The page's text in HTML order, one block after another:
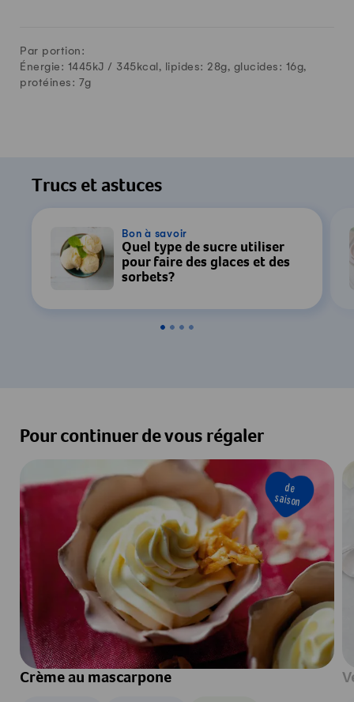
Par portion:
Énergie: 1445kJ / 345kcal, lipides: 28g, glucides: 16g,
protéines: 7g
Trucs et astuces
Bon à savoir
Quel type de sucre utiliser
pour faire des glaces et des
sorbets?
Pour continuer de vous régaler
de
saison
Crème au mascarpone